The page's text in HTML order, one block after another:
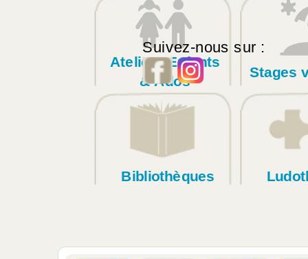
Suivez-nous sur :
Ateliers Enfants
& Ados
Stages
Bibliothèques